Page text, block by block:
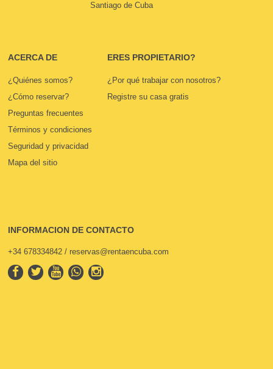
Santiago de Cuba
ACERCA DE
¿Quiénes somos?
¿Cómo reservar?
Preguntas frecuentes
Términos y condiciones
Seguridad y privacidad
Mapa del sitio
ERES PROPIETARIO?
¿Por qué trabajar con nosotros?
Registre su casa gratis
INFORMACION DE CONTACTO
+34 678334842 / reservas@rentaencuba.com